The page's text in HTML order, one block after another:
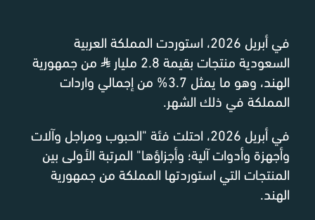
في أبريل 2026، استوردت المملكة العربية
السعودية منتجات بقيمة 2.8 مليار
⃁ من جمهورية
الهند، وهو ما يمثل 3.7% من إجمالي واردات
المملكة في ذلك الشهر.
في أبريل 2026، احتلت فئة "الحبوب ومراجل وآلات
وأجهزة وأدوات آلية؛ وأجزاؤها" المرتبة الأولى بين
المنتجات التي استوردتها المملكة من جمهورية
الهند.